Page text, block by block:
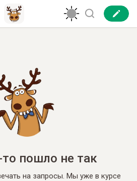
то пошло не так
на запросы. Мы уже в курсе